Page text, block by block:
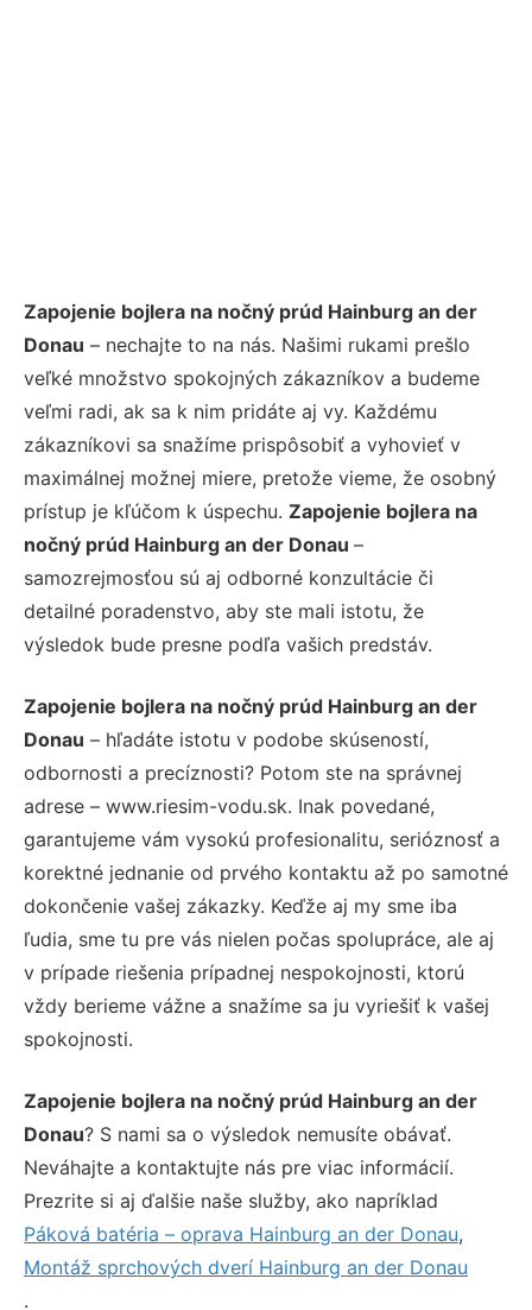
Zapojenie bojlera na nočný prúd Hainburg an der
Donau – nechajte to na nás. Našimi rukami prešlo
veľké množstvo spokojných zákazníkov a budeme
veľmi radi, ak sa k nim pridáte aj vy. Každému
zákazníkovi sa snažíme prispôsobiť a vyhovieť v
maximálnej možnej miere, pretože vieme, že osobný
prístup je kľúčom k úspechu. Zapojenie bojlera na
nočný prúd Hainburg an der Donau –
samozrejmosťou sú aj odborné konzultácie či
detailné poradenstvo, aby ste mali istotu, že
výsledok bude presne podľa vašich predstáv.
Zapojenie bojlera na nočný prúd Hainburg an der
Donau – hľadáte istotu v podobe skúseností,
odbornosti a precíznosti? Potom ste na správnej
adrese – www.riesim-vodu.sk. Inak povedané,
garantujeme vám vysokú profesionalitu, serióznosť a
korektné jednanie od prvého kontaktu až po samotné
dokončenie vašej zákazky. Keďže aj my sme iba
ľudia, sme tu pre vás nielen počas spolupráce, ale aj
v prípade riešenia prípadnej nespokojnosti, ktorú
vždy berieme vážne a snažíme sa ju vyriešiť k vašej
spokojnosti.
Zapojenie bojlera na nočný prúd Hainburg an der
Donau? S nami sa o výsledok nemusíte obávať.
Neváhajte a kontaktujte nás pre viac informácií.
Prezrite si aj ďalšie naše služby, ako napríklad
Páková batéria – oprava Hainburg an der Donau,
Montáž sprchových dverí Hainburg an der Donau
.